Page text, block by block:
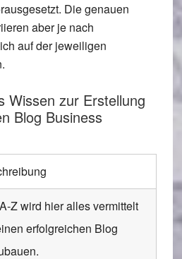
Die genauen
aber je nach
auf der jeweiligen
Wissen zur Erstellung
Blog Business
Z wird hier alles vermittelt
erfolgreichen Blog